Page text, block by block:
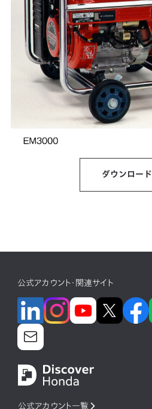
ダウンロード
公式アカウント・関連サイト
公式アカウント一覧